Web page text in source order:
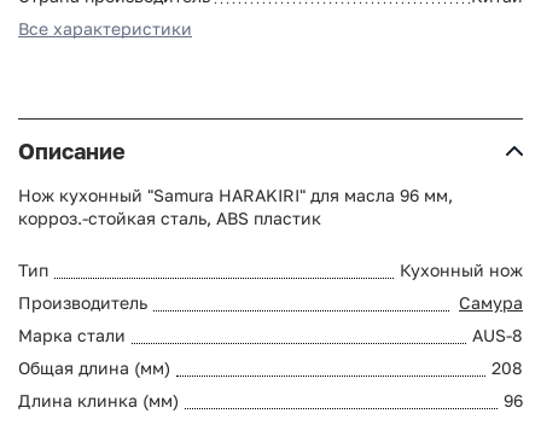
Все характеристики
Описание
Нож кухонный "Samura HARAKIRI" для масла 96 мм,
корроз.-стойкая сталь, ABS пластик
Тип
Кухонный нож
Производитель
Самура
Марка стали
AUS-8
Общая длина (мм)
208
Длина клинка (мм)
96